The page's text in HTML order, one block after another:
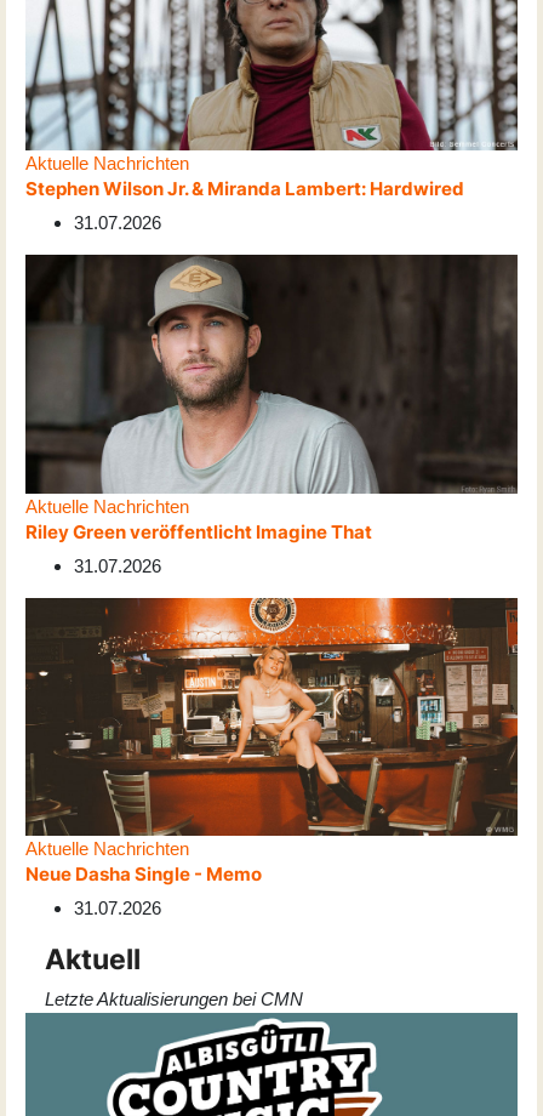
Aktuelle Nachrichten
Stephen Wilson Jr. & Miranda Lambert: Hardwired
31.07.2026
Aktuelle Nachrichten
Riley Green veröffentlicht Imagine That
31.07.2026
Aktuelle Nachrichten
Neue Dasha Single - Memo
31.07.2026
Aktuell
Letzte Aktualisierungen bei CMN